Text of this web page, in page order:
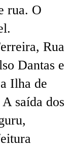
rua. O
Rua
Dantas e
Ilha de
saída dos